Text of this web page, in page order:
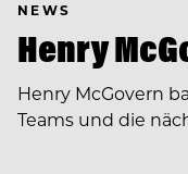
NEWS
Henry
Henry McGovern
Teams und die